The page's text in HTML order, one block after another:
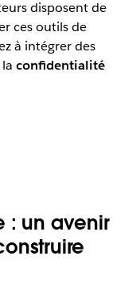
disposent de
ces outils de
à intégrer des
confidentialité
: un avenir